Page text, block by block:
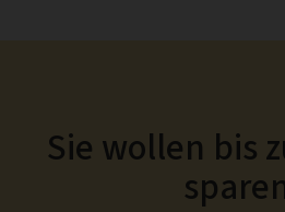
Sie wollen bis